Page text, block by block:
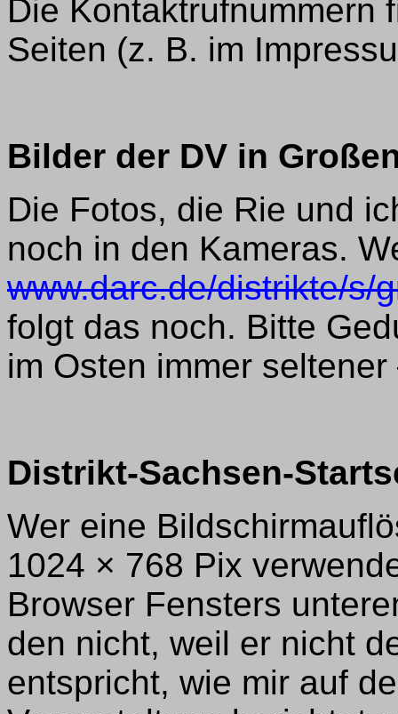
Die Kontaktrufnummern
Seiten (z. B. im
Bilder der DV in
Die Fotos, die Rie und
noch in den Kameras.
www.darc.de/distrikte/s/
folgt das noch. Bitte
im Osten immer
Distrikt-Sachsen-
Wer eine
1024 × 768 Pix
Browser Fensters
den nicht, weil er nicht
entspricht, wie mir auf